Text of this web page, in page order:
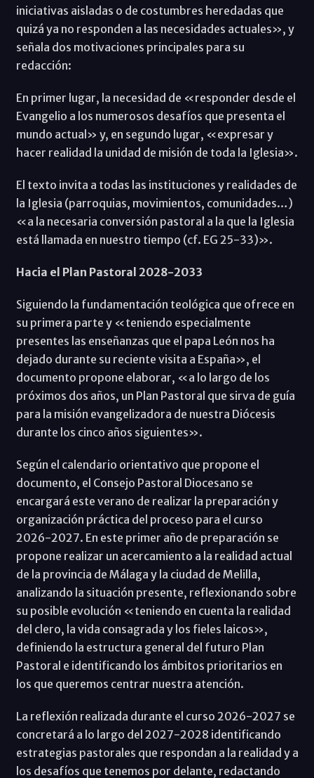
iniciativas aisladas o de costumbres heredadas que
quizá ya no responden a las necesidades actuales», y
señala dos motivaciones principales para su
redacción:
En primer lugar, la necesidad de «responder desde el
Evangelio a los numerosos desafíos que presenta el
mundo actual» y, en segundo lugar, «expresar y
hacer realidad la unidad de misión de toda la Iglesia».
El texto invita a todas las instituciones y realidades de
la Iglesia (parroquias, movimientos, comunidades…)
«a la necesaria conversión pastoral a la que la Iglesia
está llamada en nuestro tiempo (cf. EG 25-33)».
Hacia el Plan Pastoral 2028-2033
Siguiendo la fundamentación teológica que ofrece en
su primera parte y «teniendo especialmente
presentes las enseñanzas que el papa León nos ha
dejado durante su reciente visita a España», el
documento propone elaborar, «a lo largo de los
próximos dos años, un Plan Pastoral que sirva de guía
para la misión evangelizadora de nuestra Diócesis
durante los cinco años siguientes».
Según el calendario orientativo que propone el
documento, el Consejo Pastoral Diocesano se
encargará este verano de realizar la preparación y
organización práctica del proceso para el curso
2026-2027. En este primer año de preparación se
propone realizar un acercamiento a la realidad actual
de la provincia de Málaga y la ciudad de Melilla,
analizando la situación presente, reflexionando sobre
su posible evolución «teniendo en cuenta la realidad
del clero, la vida consagrada y los fieles laicos»,
definiendo la estructura general del futuro Plan
Pastoral e identificando los ámbitos prioritarios en
los que queremos centrar nuestra atención.
La reflexión realizada durante el curso 2026-2027 se
concretará a lo largo del 2027-2028 identificando
estrategias pastorales que respondan a la realidad y a
los desafíos que tenemos por delante, redactando